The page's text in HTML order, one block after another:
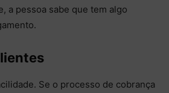
a pessoa sabe que tem algo
Se o processo de cobrança